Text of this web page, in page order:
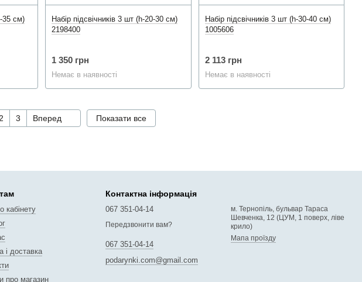
35 см)
Набір підсвічників 3 шт (h-20-30 см)
2198400
1 350 грн
Немає в наявності
Набір підсвічників 3 шт (h-30-40 см)
1005606
2 113 грн
Немає в наявності
2 3 Вперед Показати все
кабінету
і доставка
про магазин
Контактна інформація
067 351-04-14
Передзвонити вам?
067 351-04-14
podarynki.com@gmail.com
м. Тернопіль, бульвар Тараса
Шевченка, 12 (ЦУМ, 1 поверх, ліве
крило)
Мапа проїзду